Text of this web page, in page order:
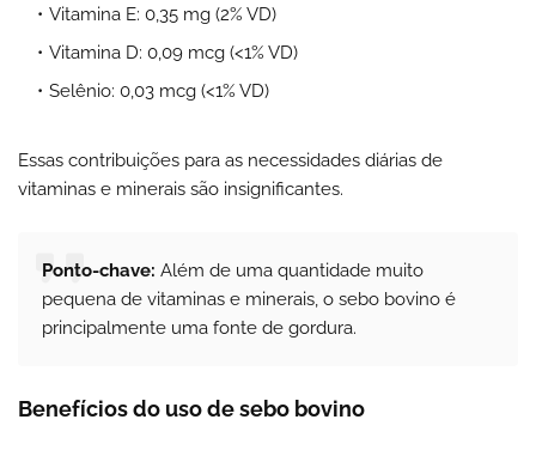
Vitamina E: 0,35 mg (2% VD)
Vitamina D: 0,09 mcg (<1% VD)
Selênio: 0,03 mcg (<1% VD)
Essas contribuições para as necessidades diárias de
vitaminas e minerais são insignificantes.
Ponto-chave: Além de uma quantidade muito
pequena de vitaminas e minerais, o sebo bovino é
principalmente uma fonte de gordura.
Benefícios do uso de sebo bovino